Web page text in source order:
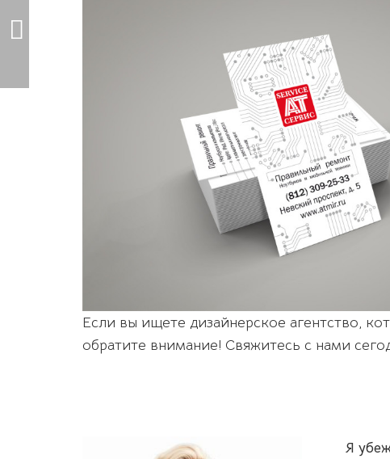
Если вы ищете дизайнерское агентство,
обратите внимание! Свяжитесь с нами
Я